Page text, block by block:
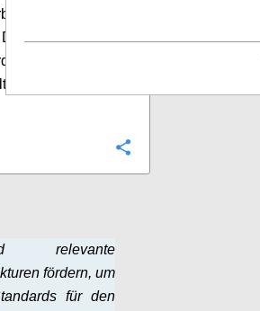
und den
Realisierung
eine solide
durchdachte
relevante
fördern, um
für den